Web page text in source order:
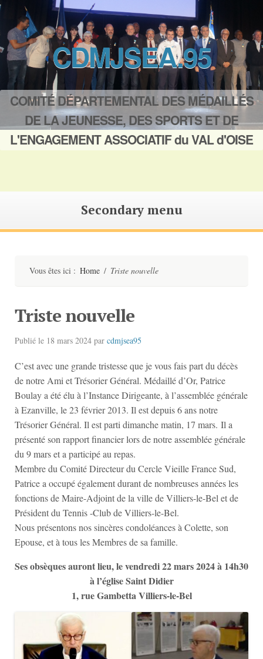
CDMJSEA.95
COMITÉ DÉPARTEMENTAL DES MÉDAILLÉS
DE LA JEUNESSE, DES SPORTS ET DE
L'ENGAGEMENT ASSOCIATIF du VAL d'OISE
Secondary menu
Vous êtes ici : Home / Triste nouvelle
Triste nouvelle
Publié le 18 mars 2024 par cdmjsea95
C’est avec une grande tristesse que je vous fais part du décès
de notre Ami et Trésorier Général. Médaillé d’Or, Patrice
Boulay a été élu à l’Instance Dirigeante, à l’assemblée générale
à Ezanville, le 23 février 2013. Il est depuis 6 ans notre
Trésorier Général. Il est parti dimanche matin, 17 mars. Il a
présenté son rapport financier lors de notre assemblée générale
du 9 mars et a participé au repas.
Membre du Comité Directeur du Cercle Vieille France Sud,
Patrice a occupé également durant de nombreuses années les
fonctions de Maire-Adjoint de la ville de Villiers-le-Bel et de
Président du Tennis -Club de Villiers-le-Bel.
Nous présentons nos sincères condoléances à Colette, son
Epouse, et à tous les Membres de sa famille.
Ses obsèques auront lieu, le vendredi 22 mars 2024 à 14h30
à l’église Saint Didier
1, rue Gambetta Villiers-le-Bel